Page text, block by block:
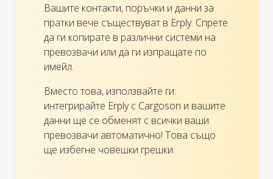
Вашите контакти, поръчки и данни за
пратки вече съществуват в Erply. Спрете
да ги копирате в различни системи на
превозвачи или да ги изпращате по
имейл.
Вместо това, използвайте ги:
интегрирайте Erply с Cargoson и вашите
данни ще се обменят с всички ваши
превозвачи автоматично! Това също
ще избегне човешки грешки.